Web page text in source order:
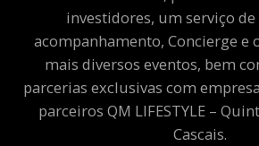
investidores, um serviço de
acompanhamento, Concierge e
mais diversos eventos, bem
parcerias exclusivas com
parceiros QM LIFESTYLE –
Cascais.